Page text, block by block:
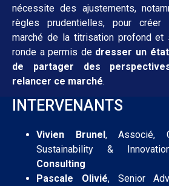
nécessite des ajustements,
règles prudentielles, pour
marché de la titrisation profond et
ronde a permis de dresser un
de partager des
relancer ce marché.
INTERVENANTS
Vivien Brunel, Associé,
Sustainability &
Consulting
Pascale Olivié, Senior